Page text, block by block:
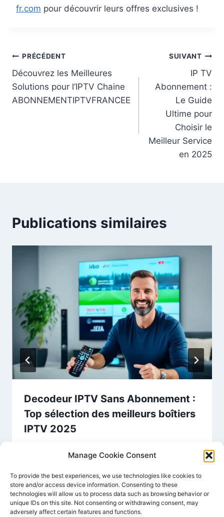
Manage Cookie Consent
To provide the best experiences, we use technologies like cookies to
store and/or access device information. Consenting to these
technologies will allow us to process data such as browsing behavior or
unique IDs on this site. Not consenting or withdrawing consent, may
adversely affect certain features and functions.
fr.com pour découvrir leurs offres exclusives !
PRÉCÉDENT
Découvrez les Meilleures
Solutions pour l’IPTV Chaine
ABONNEMENTIPTVFRANCEE
SUIVANT
IP TV
Abonnement :
Le Guide
Ultime pour
Choisir le
Meilleur Service
en 2025
Publications similaires
Decodeur IPTV Sans Abonnement :
Top sélection des meilleurs boîtiers
IPTV 2025